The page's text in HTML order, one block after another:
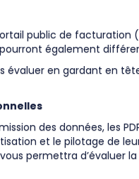
public de facturation
également différer
en gardant en
des données, les
et le pilotage de
permettra d’évaluer